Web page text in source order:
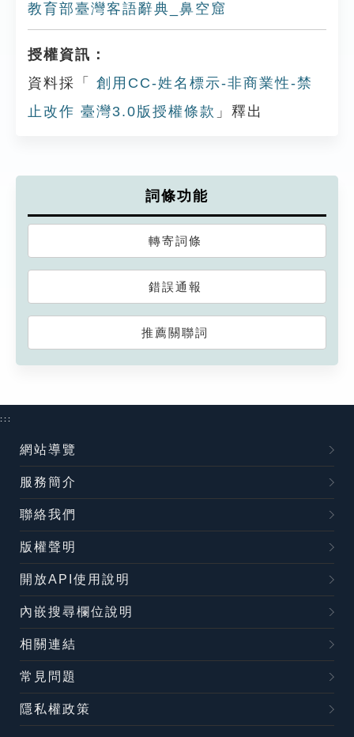
教育部臺灣客語辭典_鼻空窟
授權資訊：
資料採「
創用CC-姓名標示-非商業性-禁
止改作 臺灣3.0版授權條款 」釋出
詞條功能
轉寄詞條
錯誤通報
推薦關聯詞
:::
網站導覽
服務簡介
聯絡我們
版權聲明
開放API使用說明
內嵌搜尋欄位說明
相關連結
常見問題
隱私權政策